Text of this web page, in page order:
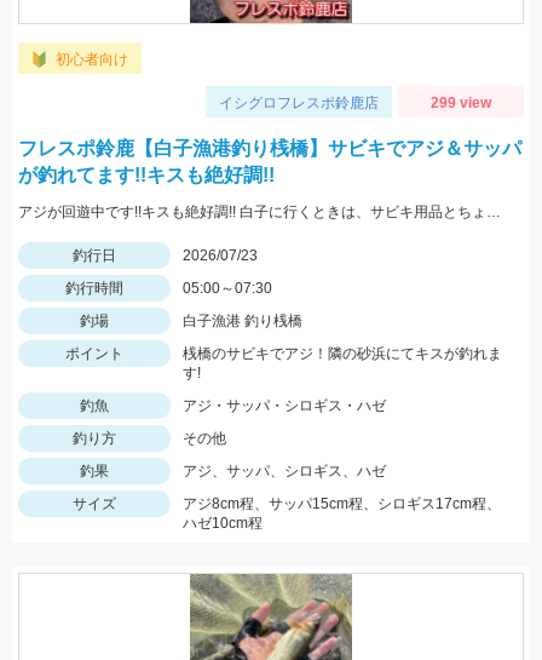
初心者向け
イシグロフレスポ鈴鹿店 299 view
フレスポ鈴鹿【白子漁港釣り桟橋】サビキでアジ＆サッパ
が釣れてます!!キスも絶好調!!
アジが回遊中です!!キスも絶好調!! 白子に行くときは、サビキ用品とちょい投げを 準備して沢山の魚を釣っちゃいましょう♪♪
釣行日
2026/07/23
釣行時間
05:00～07:30
釣場
白子漁港 釣り桟橋
ポイント
桟橋のサビキでアジ！隣の砂浜にてキスが釣れま
す!
釣魚
アジ・サッパ・シロギス・ハゼ
釣り方
その他
釣果
アジ、サッパ、シロギス、ハゼ
サイズ
アジ8cm程、サッパ15cm程、シロギス17cm程、
ハゼ10cm程